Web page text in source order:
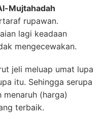
Mujtahadah
rupawan.
lagi keadaan
mengecewakan.
jeli meluap umat lupa
itu. Sehingga serupa
(harga)
terbaik.